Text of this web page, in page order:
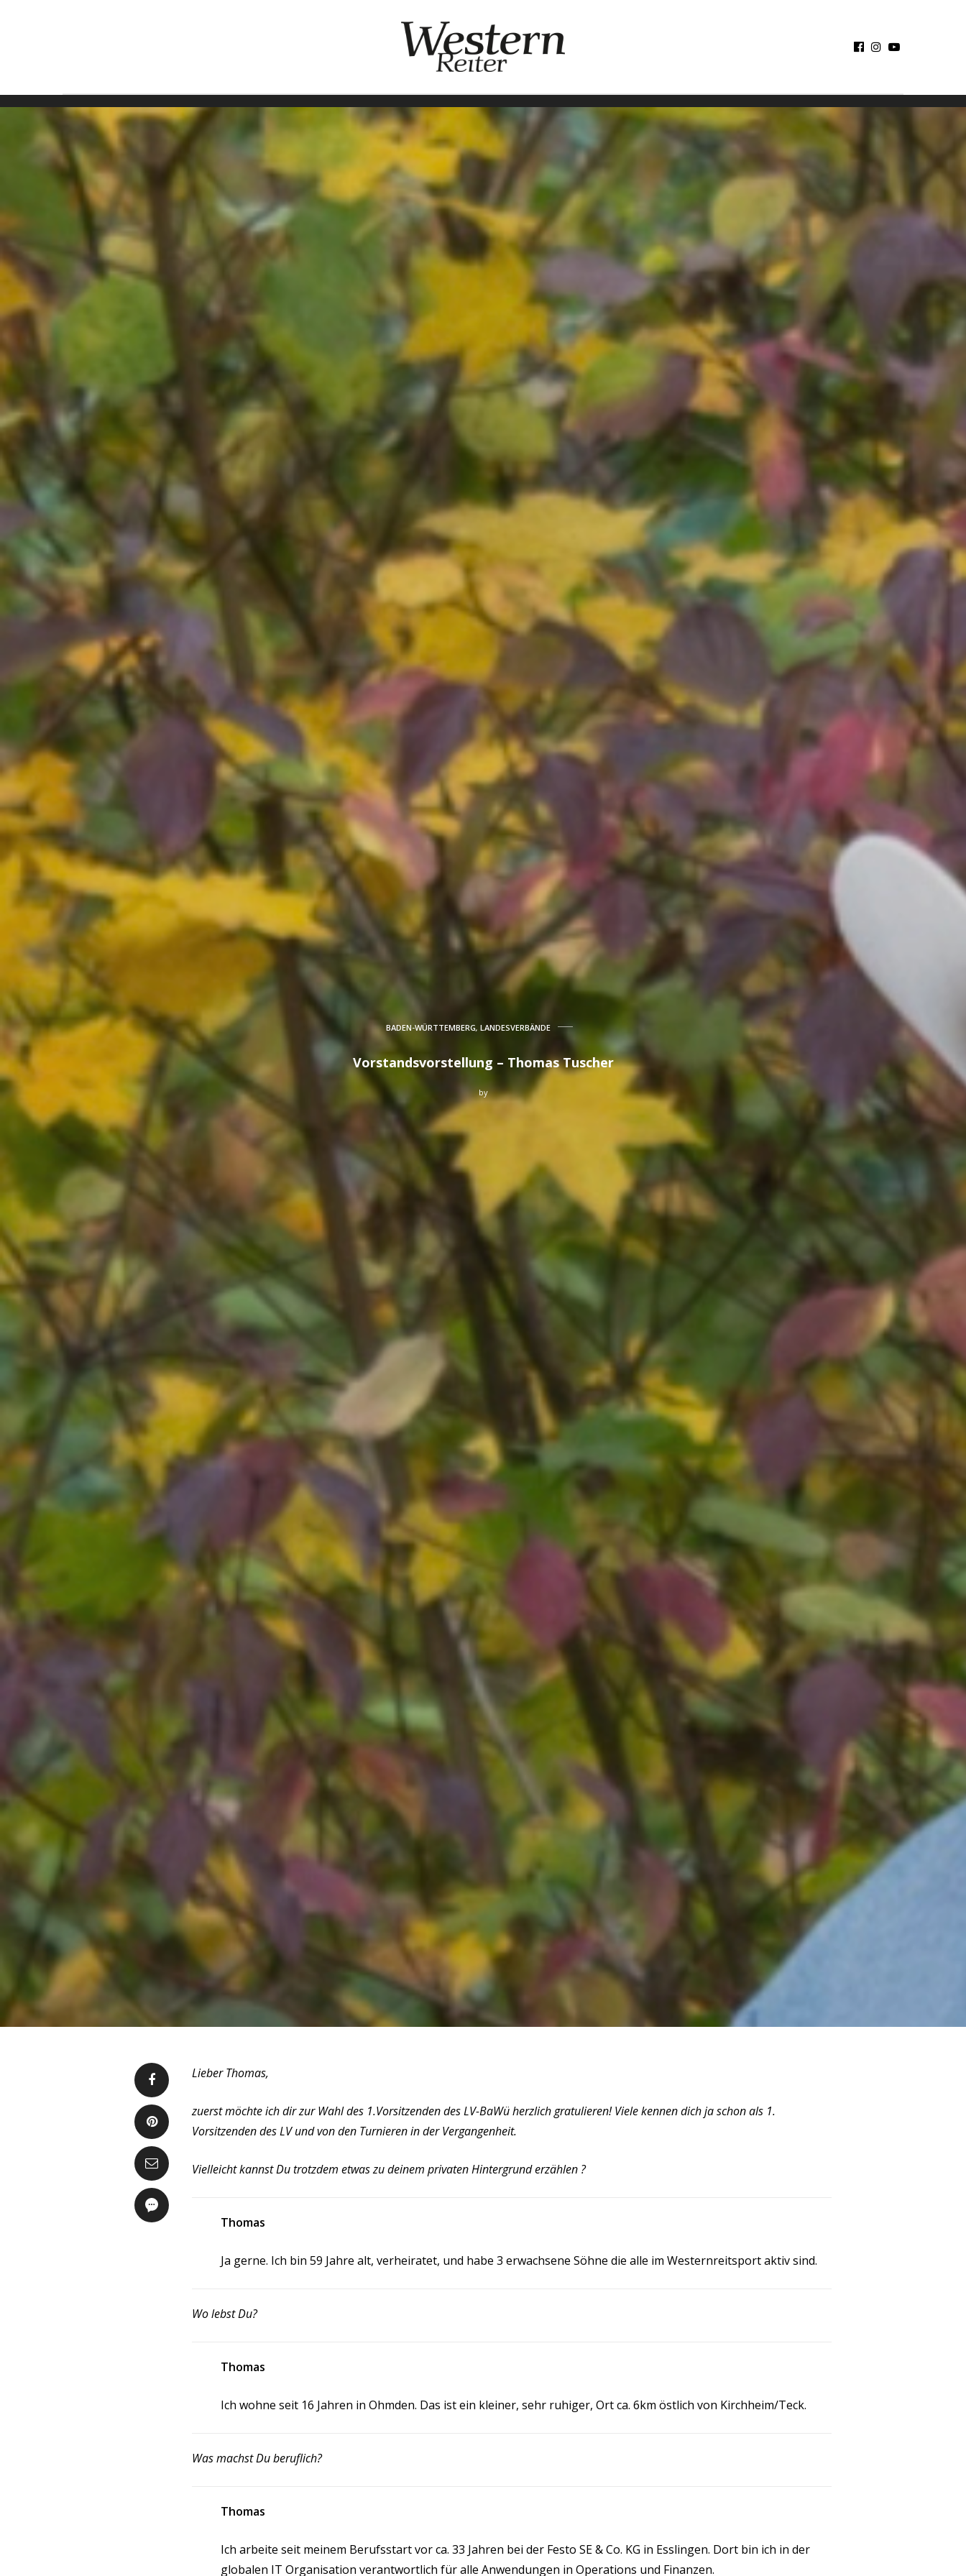
BADEN-WÜRTTEMBERG, LANDESVERBÄNDE
Vorstandsvorstellung – Thomas Tuscher
by
Lieber Thomas,
zuerst möchte ich dir zur Wahl des 1.Vorsitzenden des LV-BaWü herzlich gratulieren! Viele kennen dich ja schon als 1.
Vorsitzenden des LV und von den Turnieren in der Vergangenheit.
Vielleicht kannst Du trotzdem etwas zu deinem privaten Hintergrund erzählen ?
Thomas
Ja gerne. Ich bin 59 Jahre alt, verheiratet, und habe 3 erwachsene Söhne die alle im Westernreitsport aktiv sind.
Wo lebst Du?
Thomas
Ich wohne seit 16 Jahren in Ohmden. Das ist ein kleiner, sehr ruhiger, Ort ca. 6km östlich von Kirchheim/Teck.
Was machst Du beruflich?
Thomas
Ich arbeite seit meinem Berufsstart vor ca. 33 Jahren bei der Festo SE & Co. KG in Esslingen. Dort bin ich in der
globalen IT Organisation verantwortlich für alle Anwendungen in Operations und Finanzen.